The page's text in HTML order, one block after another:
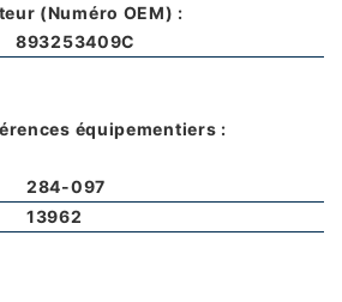
(Numéro OEM) :
893253409C
équipementiers :
284-097
13962